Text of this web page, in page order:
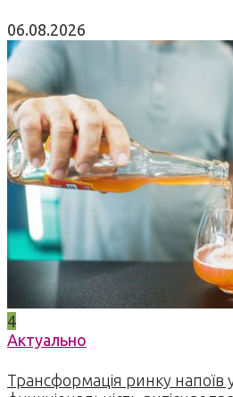
06.08.2026
4
Актуально
Трансформація ринку напоїв